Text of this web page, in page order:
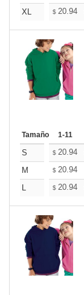
XL
$ 20.94
Tamaño 1-11
S $ 20.94
M
$ 20.94
L
$ 20.94